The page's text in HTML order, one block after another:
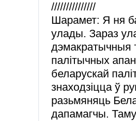
///////////////
Шарамет: Я ня
улады. Зараз
дэмакратычныя
палітычных
беларускай
знаходзіцца ў
разьмяняць
дапамагчы.